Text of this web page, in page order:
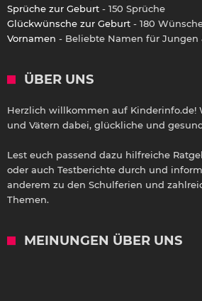
Sprüche zur Geburt - 150 Sprüche
Glückwünsche zur Geburt - 180
Vornamen - Beliebte Namen für Jungen
ÜBER UNS
Herzlich willkommen auf Kinderinfo.de!
und Vätern dabei, glückliche und
Lest euch passend dazu hilfreiche
oder auch Testberichte durch und
anderem zu den Schulferien und
Themen.
MEINUNGEN ÜBER UNS